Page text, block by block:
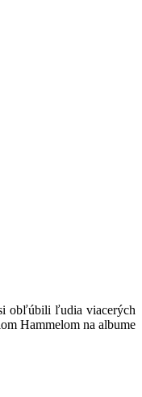
obľúbili ľudia viacerých
Hammelom na albume